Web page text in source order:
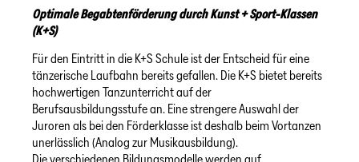
Optimale Begabtenförderung durch Kunst + Sport-Klassen
(K+S)
Für den Eintritt in die K+S Schule ist der Entscheid für eine
tänzerische Laufbahn bereits gefallen. Die K+S bietet bereits
hochwertigen Tanzunterricht auf der
Berufsausbildungsstufe an. Eine strengere Auswahl der
Juroren als bei den Förderklasse ist deshalb beim Vortanzen
unerlässlich (Analog zur Musikausbildung).